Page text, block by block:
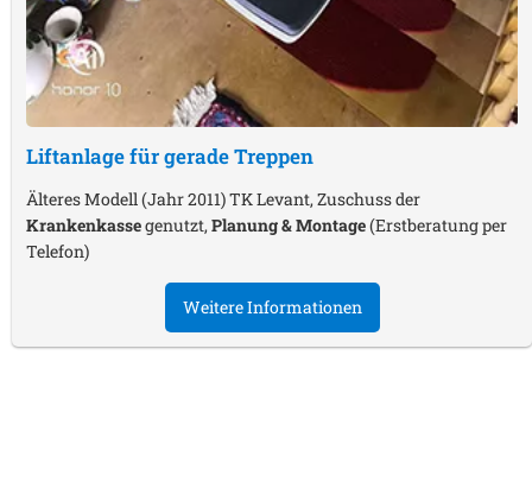
Liftanlage für gerade Treppen
Älteres Modell (Jahr 2011) TK Levant, Zuschuss der
Krankenkassegenutzt,Planung & Montage(Erstberatung per
Telefon)
Weitere Informationen